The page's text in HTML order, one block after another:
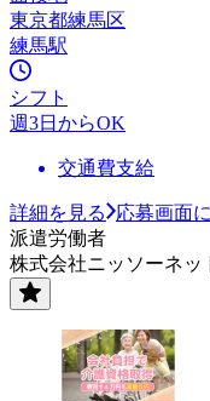
東京都練馬区
練馬駅
シフト
週3日からOK
交通費支給
詳細を見る
応募画面
派遣労働者
株式会社ニッソーネ